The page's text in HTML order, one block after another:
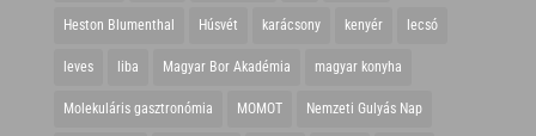
Heston Blumenthal Húsvét karácsony kenyér lecsó
leves liba Magyar Bor Akadémia magyar konyha
Molekuláris gasztronómia MOMOT Nemzeti Gulyás Nap